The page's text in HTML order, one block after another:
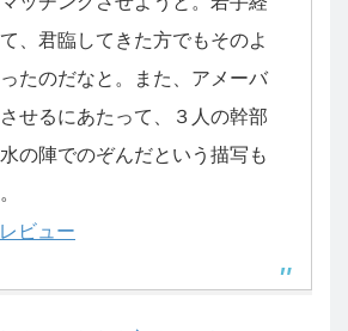
、君臨してきた方でもそのよ
たのだなと。また、アメーバ
せるにあたって、３人の幹部
の陣でのぞんだという描写も
ビュー